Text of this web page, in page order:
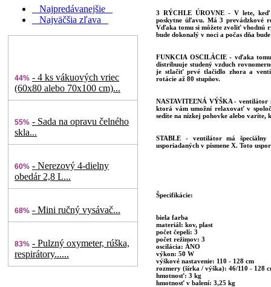
Najpredávanejšie
Najväčšia zľava
44% - 4 ks vákuových vriec
(60x80 alebo 70x100 cm)...
55% - Sada na opravu čelného
skla...
60% - Nerezový 4-dielny
obedár 2,8 L...
68% - Mini ručný vysávač...
83% - Pulzný oxymeter, rúška,
respirátory......
3 RÝCHLE ÚROVNE - V lete, keď
poskytne úľavu. Má 3
Vďaka tomu si môžete zvoliť vhodnú
bude dokonalý v noci a počas dňa
FUNKCIA OSCILÁCIE- vďaka
distribuuje studený vzduch
je stlačiť prvé tlačidlo zhora a
rotácie až 80 stupňov.
NASTAVITEĽNÁ VÝŠKA- ventilátor
ktorá vám umožní relaxovať v
sedíte na nízkej pohovke alebo varíte,
STABLE - ventilátor má špeciálny
usporiadaných v písmene X. Toto
Špecifikácie:
biela farba
materiál: kov, plast
počet čepelí: 3
počet režimov: 3
oscilácia: ÁNO
výkon: 50 W
výškové nastavenie: 110 - 128 cm
rozmery (šírka / výška): 46/110 - 128
hmotnosť: 3 kg
hmotnosť v balení: 3,25 kg